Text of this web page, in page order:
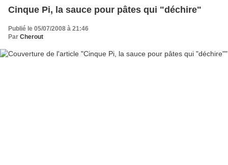
Cinque Pi, la sauce pour pâtes qui "déchire"
Publié le 05/07/2008 à 21:46
Par Cherout